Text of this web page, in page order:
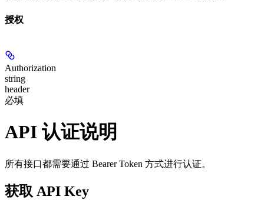
授权
Authorization
string
header
必填
API 认证说明
所有接口都需要通过 Bearer Token 方式进行认证。
获取 API Key